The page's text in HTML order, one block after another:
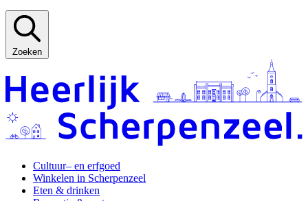
Zoeken
Cultuur– en erfgoed
Winkelen in Scherpenzeel
Eten & drinken